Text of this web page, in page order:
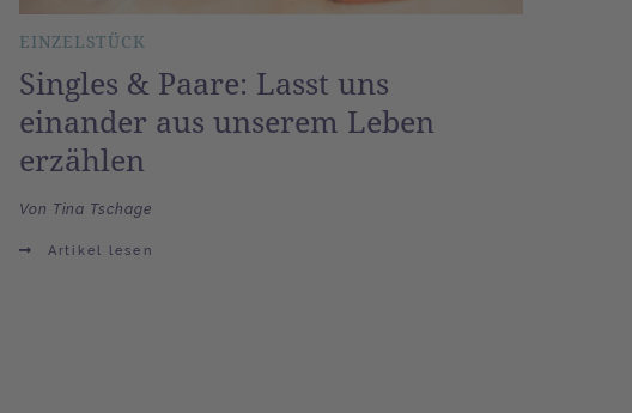
EINZELSTÜCK
Singles & Paare: Lasst uns
einander aus unserem Leben
erzählen
Von Tina Tschage
Artikel lesen